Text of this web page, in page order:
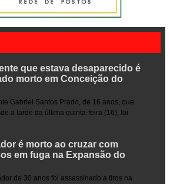
que estava desaparecido é
morto em Conceição do
Gabriel Santos Prado, de 16 anos, que
a tarde da última quinta-feira (16), foi
é morto ao cruzar com
em fuga na Expansão do
de 30 anos foi assassinado a tiros na